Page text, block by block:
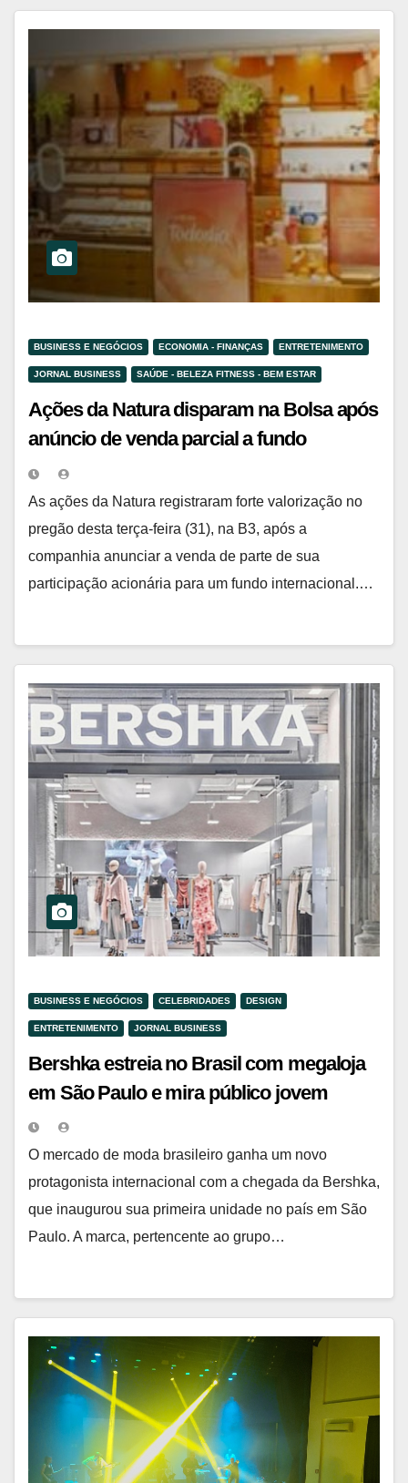
BUSINESS E NEGÓCIOS ECONOMIA - FINANÇAS ENTRETENIMENTO
JORNAL BUSINESS SAÚDE - BELEZA FITNESS - BEM ESTAR
Ações da Natura disparam na Bolsa após
anúncio de venda parcial a fundo
internacional
As ações da Natura registraram forte valorização no
pregão desta terça-feira (31), na B3, após a
companhia anunciar a venda de parte de sua
participação acionária para um fundo internacional.…
BUSINESS E NEGÓCIOS CELEBRIDADES DESIGN
ENTRETENIMENTO JORNAL BUSINESS
Bershka estreia no Brasil com megaloja
em São Paulo e mira público jovem
O mercado de moda brasileiro ganha um novo
protagonista internacional com a chegada da Bershka,
que inaugurou sua primeira unidade no país em São
Paulo. A marca, pertencente ao grupo…